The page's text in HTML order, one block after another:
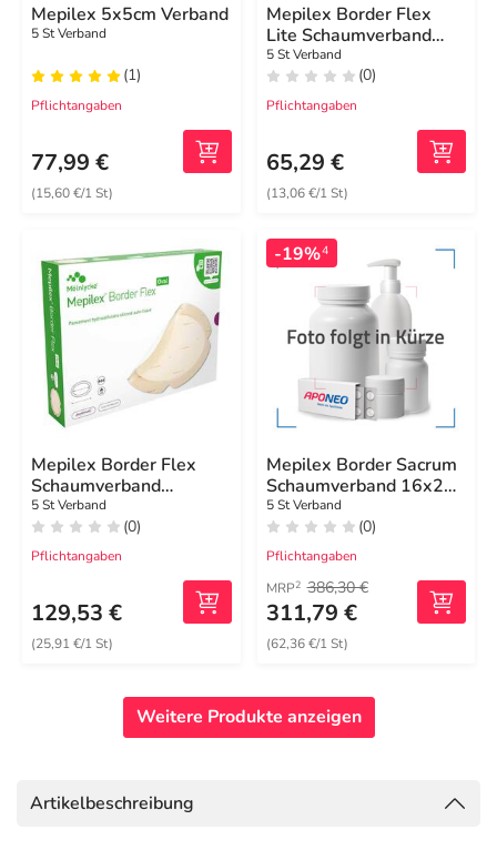
Mepilex 5x5cm Verband
5 St Verband
(1)
Pflichtangaben
77,99 €
(15,60 €/1 St)
Mepilex Border Flex
Lite Schaumverband
5x12,5 cm
5 St Verband
(0)
Pflichtangaben
65,29 €
(13,06 €/1 St)
Mepilex Border Flex
Schaumverband
haft.7,8x10 cm oval
5 St Verband
(0)
Pflichtangaben
129,53 €
(25,91 €/1 St)
-19%4
Mepilex Border Sacrum
Schaumverband 16x20
cm steril
5 St Verband
(0)
Pflichtangaben
MRP2 386,30 €
311,79 €
(62,36 €/1 St)
Weitere Produkte anzeigen
Artikelbeschreibung